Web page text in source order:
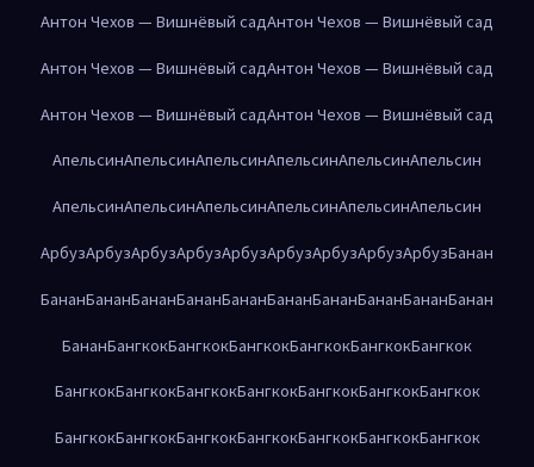
Антон Чехов — Вишнёвый садАнтон Чехов — Вишнёвый сад
Антон Чехов — Вишнёвый садАнтон Чехов — Вишнёвый сад
Антон Чехов — Вишнёвый садАнтон Чехов — Вишнёвый сад
АпельсинАпельсинАпельсинАпельсинАпельсинАпельсин
АпельсинАпельсинАпельсинАпельсинАпельсинАпельсин
АрбузАрбузАрбузАрбузАрбузАрбузАрбузАрбузАрбузБанан
БананБананБананБананБананБананБананБананБананБанан
БананБангкокБангкокБангкокБангкокБангкокБангкок
БангкокБангкокБангкокБангкокБангкокБангкокБангкок
БангкокБангкокБангкокБангкокБангкокБангкокБангкок